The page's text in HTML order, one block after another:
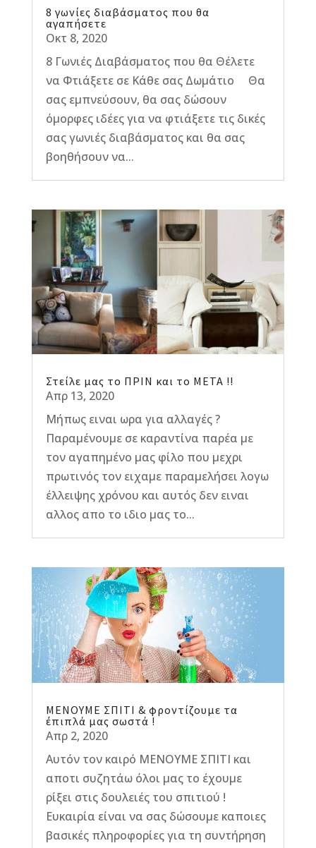
8 γωνίες διαβάσματος που θα
αγαπήσετε
Οκτ 8, 2020
8 Γωνιές Διαβάσματος που θα Θέλετε
να Φτιάξετε σε Κάθε σας Δωμάτιο Θα
σας εμπνεύσουν, θα σας δώσουν
όμορφες ιδέες για να φτιάξετε τις δικές
σας γωνιές διαβάσματος και θα σας
βοηθήσουν να...
Στείλε μας το ΠΡΙΝ και το ΜΕΤΑ !!
Απρ 13, 2020
Μήπως ειναι ωρα για αλλαγές ?
Παραμένουμε σε καραντίνα παρέα με
τον αγαπημένο μας φίλο που μεχρι
πρωτινός τον ειχαμε παραμελήσει λογω
έλλειψης χρόνου και αυτός δεν ειναι
αλλος απο το ιδιο μας το...
ΜΕΝΟΥΜΕ ΣΠΙΤΙ & φροντίζουμε τα
έπιπλά μας σωστά !
Απρ 2, 2020
Αυτόν τον καιρό ΜΕΝΟΥΜΕ ΣΠΙΤΙ και
αποτι συζητάω όλοι μας το έχουμε
ρίξει στις δουλειές του σπιτιού !
Ευκαιρία είναι να σας δώσουμε καποιες
βασικές πληροφορίες για τη συντήρηση